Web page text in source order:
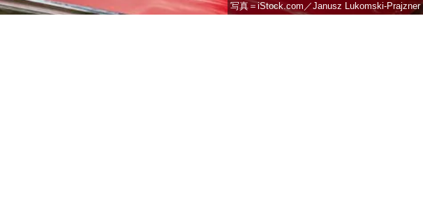
写真＝iStock.com／Janusz Lukomski-Prajzner